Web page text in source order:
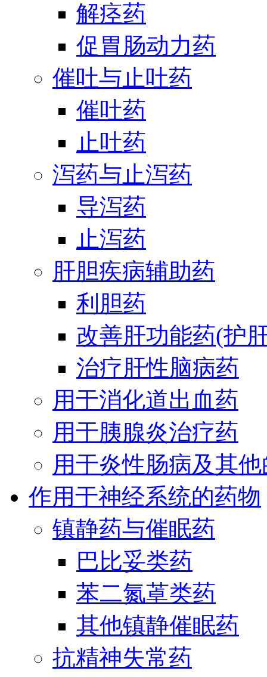
解痉药
促胃肠动力药
催吐与止吐药
催吐药
止吐药
泻药与止泻药
导泻药
止泻药
肝胆疾病辅助药
利胆药
改善肝功能药(护
治疗肝性脑病药
用于消化道出血药
用于胰腺炎治疗药
用于炎性肠病及其
作用于神经系统的药物
镇静药与催眠药
巴比妥类药
苯二氮䓬类药
其他镇静催眠药
抗精神失常药